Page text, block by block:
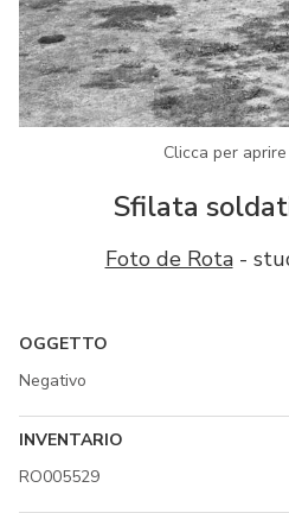
Clicca per
Sfilata
Foto de Rota-
OGGETTO
Negativo
INVENTARIO
RO005529